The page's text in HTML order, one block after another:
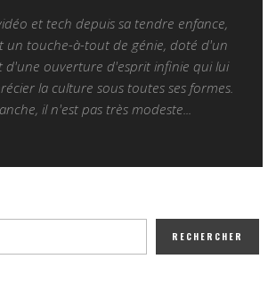
et tech depuis sa tendre enfance,
un touche-à-tout de génie, doté d'un
d'une ouverture d'esprit infinie qui lui
la culture sous toutes ses formes.
il n'est pas très modeste...
RECHERCHER